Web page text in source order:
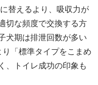
替えるより、吸収力が
切な頻度で交換する方
犬期は排泄回数が多い
「標準タイプをこまめ
、トイレ成功の印象も